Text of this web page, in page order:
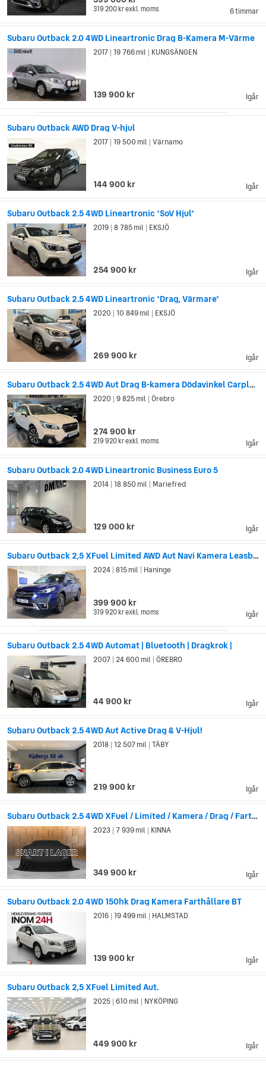
6 timmar
319 200 krexkl. moms
Subaru Outback 2.0 4WD Lineartronic Drag B-Kamera M-Värme
Igår
2017 19 766 mil KUNGSÄNGEN
139 900 kr
Subaru Outback AWD Drag V-hjul
Igår
2017 19 500 mil Värnamo
144 900 kr
Subaru Outback 2.5 4WD Lineartronic *SoV Hjul*
Igår
2019 8 785 mil EKSJÖ
254 900 kr
Subaru Outback 2.5 4WD Lineartronic *Drag, Värmare*
Igår
2020 10 849 mil EKSJÖ
269 900 kr
Subaru Outback 2.5 4WD Aut Drag B-kamera Dödavinkel Carplay MOMS
Igår
2020 9 825 mil Örebro
274 900 kr
219 920 krexkl. moms
Subaru Outback 2.0 4WD Lineartronic Business Euro 5
Igår
2014 18 850 mil Mariefred
129 000 kr
Subaru Outback 2,5 XFuel Limited AWD Aut Navi Kamera Leasbar
Igår
2024 815 mil Haninge
399 900 kr
319 920 krexkl. moms
Subaru Outback 2.5 4WD Automat | Bluetooth | Dragkrok |
Igår
2007 24 600 mil ÖREBRO
44 900 kr
Subaru Outback 2.5 4WD Aut Active Drag & V-Hjul!
Igår
2018 12 507 mil TÄBY
219 900 kr
Subaru Outback 2.5 4WD XFuel / Limited / Kamera / Drag / Farthållare
Igår
2023 7 939 mil KINNA
349 900 kr
Subaru Outback 2.0 4WD 150hk Drag Kamera Farthållare BT
Igår
2016 19 499 mil HALMSTAD
139 900 kr
Subaru Outback 2,5 XFuel Limited Aut.
Igår
2025 610 mil NYKÖPING
449 900 kr